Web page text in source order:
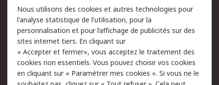
Retrouvez-nous sur
Nous acceptons
Nous utilisons des cookies et autres technologies pour
l'analyse statistique de l'utilisation, pour la
personnalisation et pour l’affichage de publicités sur des
sites internet tiers. En cliquant sur
« Accepter et fermer», vous acceptez le traitement des
cookies non essentiels. Vous pouvez choisir vos cookies
en cliquant sur « Paramétrer mes cookies ». Si vous ne le